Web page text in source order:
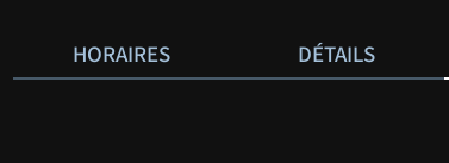
HORAIRES DÉTAILS